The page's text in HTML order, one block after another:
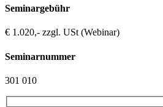
Seminargebühr
€ 1.020,- zzgl. USt (Webinar)
Seminarnummer
301 010